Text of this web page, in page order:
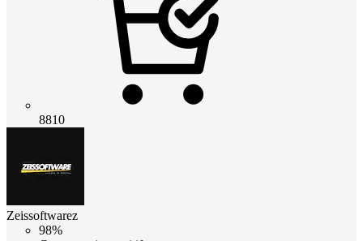
8810
Zeissoftwarez
98%